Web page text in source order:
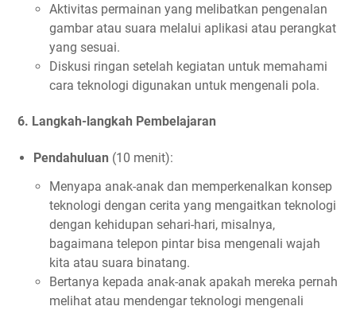
Aktivitas permainan yang melibatkan pengenalan
gambar atau suara melalui aplikasi atau perangkat
yang sesuai.
Diskusi ringan setelah kegiatan untuk memahami
cara teknologi digunakan untuk mengenali pola.
6. Langkah-langkah Pembelajaran
Pendahuluan (10 menit):
Menyapa anak-anak dan memperkenalkan konsep
teknologi dengan cerita yang mengaitkan teknologi
dengan kehidupan sehari-hari, misalnya,
bagaimana telepon pintar bisa mengenali wajah
kita atau suara binatang.
Bertanya kepada anak-anak apakah mereka pernah
melihat atau mendengar teknologi mengenali